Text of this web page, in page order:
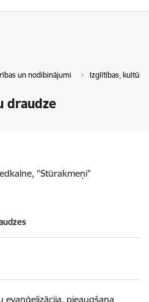
un nodibinājumi Izglītības,
draudze
"Stūrakmeņi"
evaņģelizācija, pieaugšana